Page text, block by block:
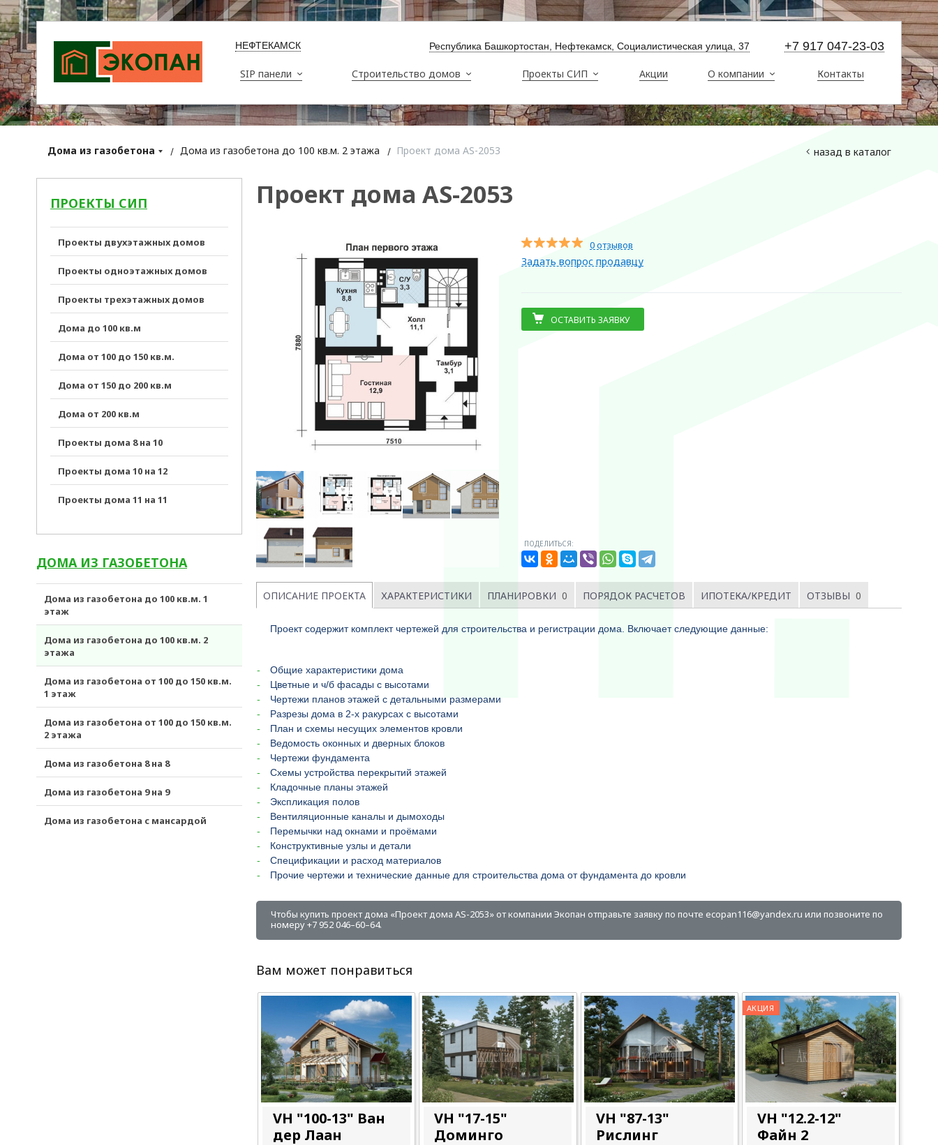
НЕФТЕКАМСК +7 917 047-23-03
Республика Башкортостан, Нефтекамск, Социалистическая улица, 37
SIP панели Строительство домов Проекты СИП Акции О компании Контакты
Дома из газобетона Дома из газобетона до 100 кв.м. 2 этажа Проект дома AS-2053 назад в каталог
ПРОЕКТЫ СИП
Проекты двухэтажных домов
Проекты одноэтажных домов
Проекты трехэтажных домов
Дома до 100 кв.м
Дома от 100 до 150 кв.м.
Дома от 150 до 200 кв.м
Дома от 200 кв.м
Проекты дома 8 на 10
Проекты дома 10 на 12
Проекты дома 11 на 11
ДОМА ИЗ ГАЗОБЕТОНА
Дома из газобетона до 100 кв.м. 1
этаж
Дома из газобетона до 100 кв.м. 2
этажа
Дома из газобетона от 100 до 150 кв.м.
1 этаж
Дома из газобетона от 100 до 150 кв.м.
2 этажа
Дома из газобетона 8 на 8
Дома из газобетона 9 на 9
Дома из газобетона с мансардой
Проект дома AS-2053
0 отзывов
Задать вопрос продавцу
ОСТАВИТЬ ЗАЯВКУ
ПОДЕЛИТЬСЯ:
ОПИСАНИЕ ПРОЕКТА ХАРАКТЕРИСТИКИ ПЛАНИРОВКИ 0 ПОРЯДОК РАСЧЕТОВ ИПОТЕКА/КРЕДИТ ОТЗЫВЫ 0
Проект содержит комплект чертежей для строительства и регистрации дома. Включает следующие данные:
Общие характеристики дома
Цветные и ч/б фасады с высотами
Чертежи планов этажей с детальными размерами
Разрезы дома в 2-х ракурсах с высотами
План и схемы несущих элементов кровли
Ведомость оконных и дверных блоков
Чертежи фундамента
Схемы устройства перекрытий этажей
Кладочные планы этажей
Экспликация полов
Вентиляционные каналы и дымоходы
Перемычки над окнами и проёмами
Конструктивные узлы и детали
Спецификации и расход материалов
Прочие чертежи и технические данные для строительства дома от фундамента до кровли
Чтобы купить проект дома «Проект дома AS-2053» от компании Экопан отправьте заявку по почте ecopan116@yandex.ru или позвоните по
номеру +7 952 046–60–64.
Вам может понравиться
VH "100-13" Ван
дер Лаан
VH "17-15"
Доминго
VH "87-13"
Рислинг
АКЦИЯ
VH "12.2-12"
Файн 2